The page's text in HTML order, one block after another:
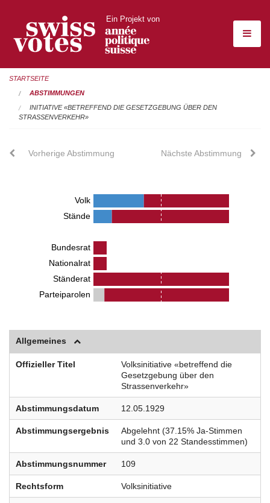
Ein Projekt von
STARTSEITE
ABSTIMMUNGEN
INITIATIVE «BETREFFEND DIE GESETZGEBUNG ÜBER DEN
STRASSENVERKEHR»
Vorherige Abstimmung Nächste Abstimmung
Volk
Stände
Bundesrat
Nationalrat
Ständerat
Parteiparolen
Allgemeines
Offizieller Titel
Volksinitiative «betreffend die
Gesetzgebung über den
Strassenverkehr»
Abstimmungsdatum 12.05.1929
Abstimmungsergebnis
Abgelehnt (37.15% Ja-Stimmen
und 3.0 von 22 Standesstimmen)
Abstimmungsnummer 109
Rechtsform Volksinitiative